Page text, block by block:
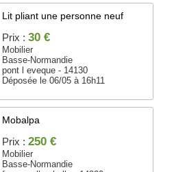
Lit pliant une personne neuf
Prix : 30 €
Mobilier
Basse-Normandie
pont l eveque - 14130
Déposée le 06/05 à 16h11
Mobalpa
Prix : 250 €
Mobilier
Basse-Normandie